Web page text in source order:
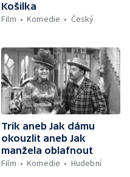
Košilka
Film
Komedie Český
Trik aneb Jak dámu
okouzlit aneb Jak
manžela oblafnout
Film
Komedie Hudební